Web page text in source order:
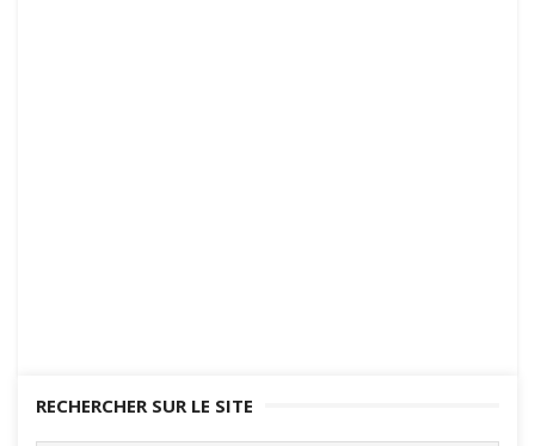
RECHERCHER SUR LE SITE